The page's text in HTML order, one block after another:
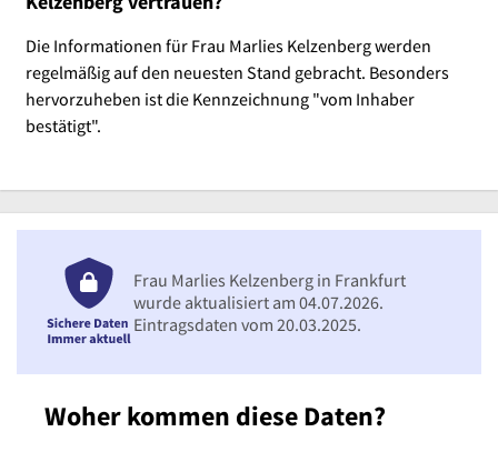
Die Informationen für Frau Marlies Kelzenberg werden
regelmäßig auf den neuesten Stand gebracht. Besonders
hervorzuheben ist die Kennzeichnung "vom Inhaber
bestätigt".
Woher kommen diese Daten?
Frau Marlies Kelzenberg in Frankfurt
wurde aktualisiert am 04.07.2026.
Eintragsdaten vom 20.03.2025.